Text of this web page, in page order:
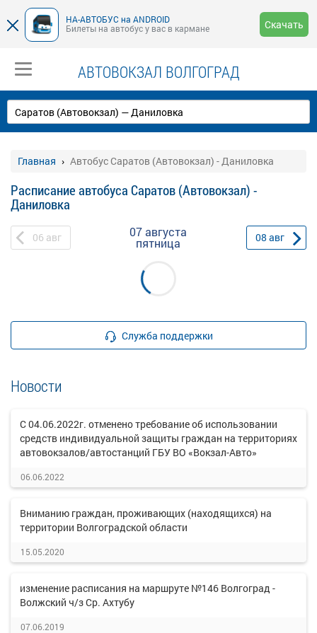
НА-АВТОБУС на ANDROID
Билеты на автобус у вас в кармане
Скачать
АВТОВОКЗАЛ ВОЛГОГРАД
Главная Автобус Саратов (Автовокзал) - Даниловка
Расписание автобуса Саратов (Автовокзал) -
Даниловка
06 авг 07 августа
пятница 08 авг
Служба поддержки
Новости
С 04.06.2022г. отменено требование об использовании
средств индивидуальной защиты граждан на территориях
автовокзалов/автостанций ГБУ ВО «Вокзал-Авто»
06.06.2022
Вниманию граждан, проживающих (находящихся) на
территории Волгоградской области
15.05.2020
изменение расписания на маршруте №146 Волгоград -
Волжский ч/з Ср. Ахтубу
07.06.2019